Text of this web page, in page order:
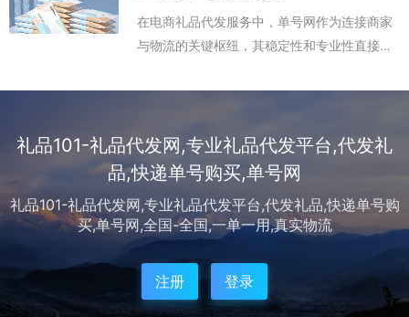
在电商礼品代发服务中，单号网作为连接商家
与物流的关键枢纽，其稳定性和专业性直接影
发平台层出不穷，但其中不乏资质不全、售后
礼品101-礼品代发网,专业礼品代发平台,代发礼
品,快递单号购买,单号网
礼品101-礼品代发网,专业礼品代发平台,代发礼品,快递单号购
买,单号网,全国-全国,一单一用,真实物流
注册 登录